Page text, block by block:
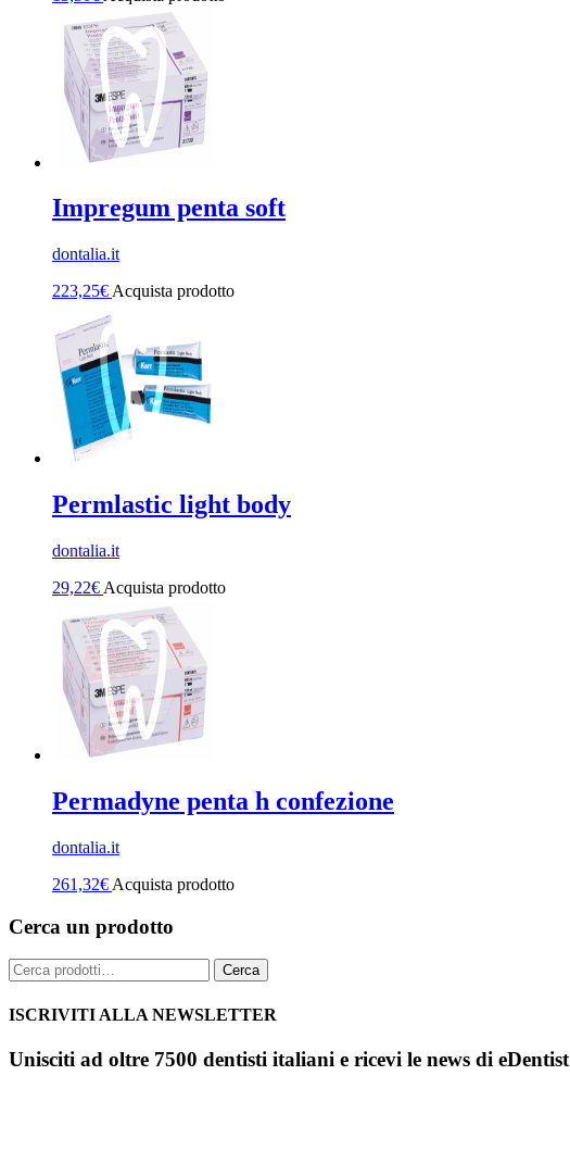
Impregum penta soft
dontalia.it
223,25€ Acquista prodotto
Permlastic light body
dontalia.it
29,22€ Acquista prodotto
Permadyne penta h confezione
dontalia.it
261,32€ Acquista prodotto
Cerca un prodotto
Cerca: Cerca
ISCRIVITI ALLA NEWSLETTER
Unisciti ad oltre 7500 dentisti italiani e ricevi le news di eDentist